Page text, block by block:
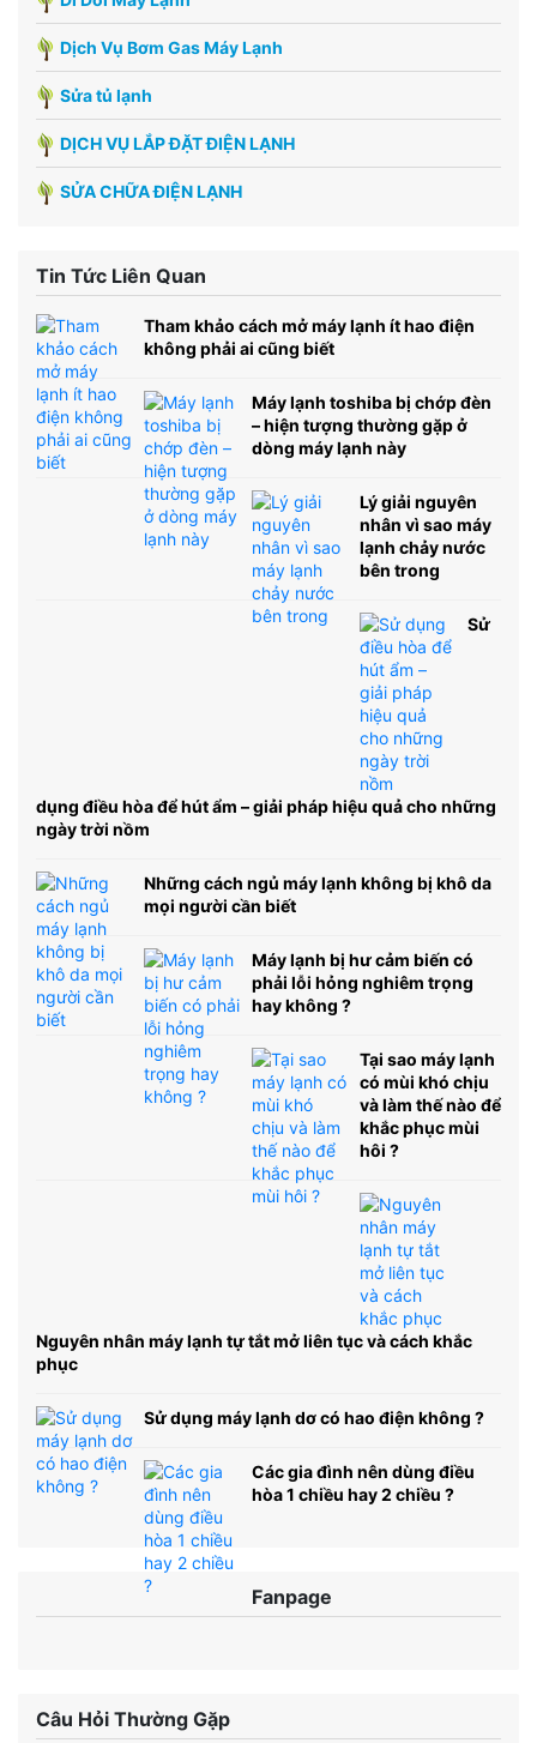
Dịch Vụ Bơm Gas Máy Lạnh
Sửa tủ lạnh
DỊCH VỤ LẮP ĐẶT ĐIỆN LẠNH
SỬA CHỮA ĐIỆN LẠNH
Tin Tức Liên Quan
Tham khảo cách mở máy lạnh ít hao điện
không phải ai cũng biết
Máy lạnh toshiba bị chớp đèn
– hiện tượng thường gặp ở
dòng máy lạnh này
Lý giải nguyên
nhân vì sao máy
lạnh chảy nước
bên trong
Sử
dụng điều hòa để hút ẩm – giải pháp hiệu quả cho những
ngày trời nồm
Những cách ngủ máy lạnh không bị khô da
mọi người cần biết
Máy lạnh bị hư cảm biến có
phải lỗi hỏng nghiêm trọng
hay không ?
Tại sao máy lạnh
có mùi khó chịu
và làm thế nào để
khắc phục mùi
hôi ?
Nguyên nhân máy lạnh tự tắt mở liên tục và cách khắc
phục
Sử dụng máy lạnh dơ có hao điện không ?
Các gia đình nên dùng điều
hòa 1 chiều hay 2 chiều ?
Fanpage
Câu Hỏi Thường Gặp